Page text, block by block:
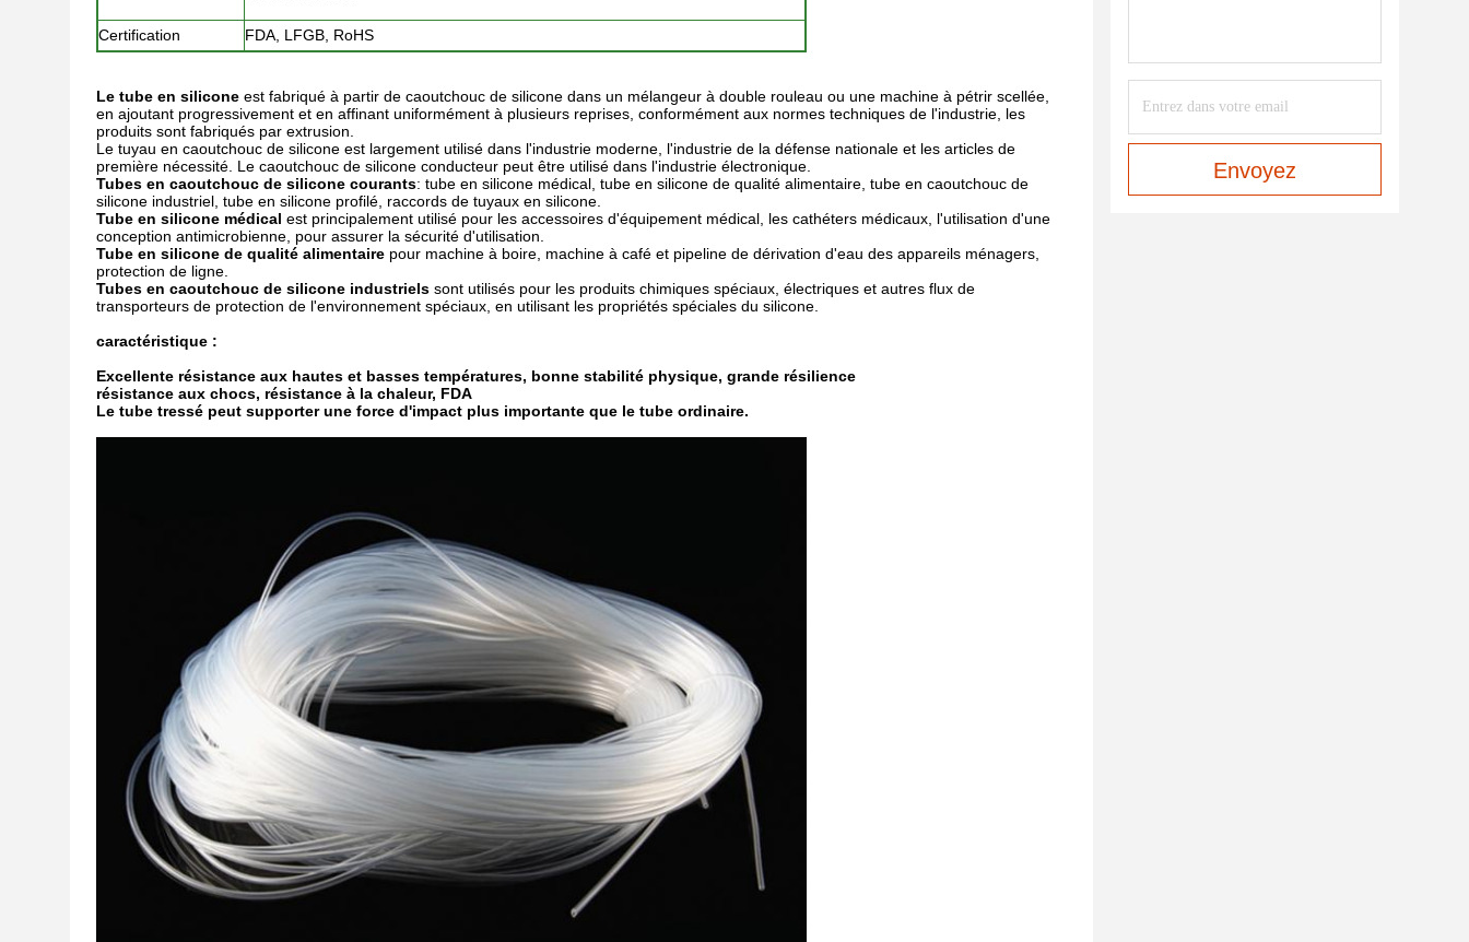
Certification FDA, LFGB, RoHS
Le tube en silicone est fabriqué à partir de caoutchouc de silicone dans un mélangeur à double rouleau ou une machine à pétrir scellée,
en ajoutant progressivement et en affinant uniformément à plusieurs reprises, conformément aux normes techniques de l'industrie, les
produits sont fabriqués par extrusion.
Le tuyau en caoutchouc de silicone est largement utilisé dans l'industrie moderne, l'industrie de la défense nationale et les articles de
première nécessité. Le caoutchouc de silicone conducteur peut être utilisé dans l'industrie électronique.
Tubes en caoutchouc de silicone courants: tube en silicone médical, tube en silicone de qualité alimentaire, tube en caoutchouc de
silicone industriel, tube en silicone profilé, raccords de tuyaux en silicone.
Tube en silicone médical est principalement utilisé pour les accessoires d'équipement médical, les cathéters médicaux, l'utilisation d'une
conception antimicrobienne, pour assurer la sécurité d'utilisation.
Tube en silicone de qualité alimentaire pour machine à boire, machine à café et pipeline de dérivation d'eau des appareils ménagers,
protection de ligne.
Tubes en caoutchouc de silicone industriels sont utilisés pour les produits chimiques spéciaux, électriques et autres flux de
transporteurs de protection de l'environnement spéciaux, en utilisant les propriétés spéciales du silicone.
caractéristique :
Excellente résistance aux hautes et basses températures, bonne stabilité physique, grande résilience
résistance aux chocs, résistance à la chaleur, FDA
Le tube tressé peut supporter une force d'impact plus importante que le tube ordinaire.
Envoyez